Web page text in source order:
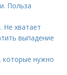
Польза
Не хватает
выпадение
которые нужно